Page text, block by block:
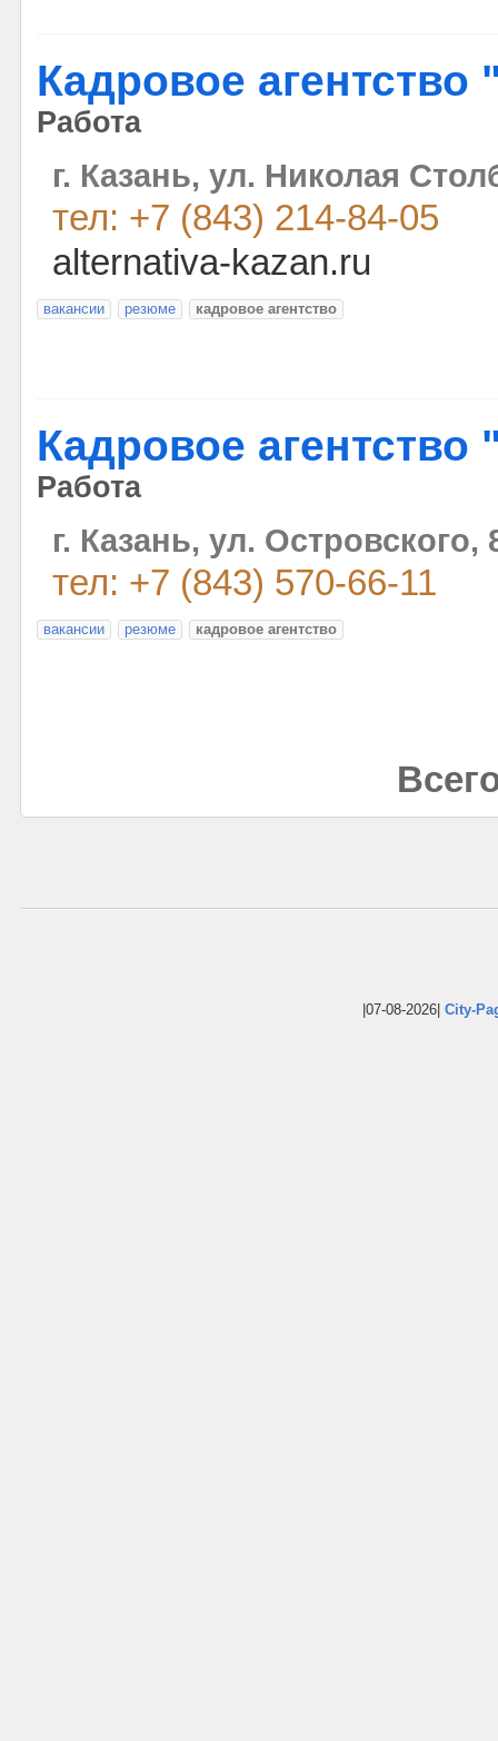
Кадровое агентство
Работа
г. Казань, ул. Николая
тел: +7 (843) 214-84-05
alternativa-kazan.ru
вакансии резюме кадровое агентство
Кадровое
Работа
г. Казань, ул.
тел: +7 (843) 570-66-11
вакансии резюме кадровое агентство
|07-08-2026| City-